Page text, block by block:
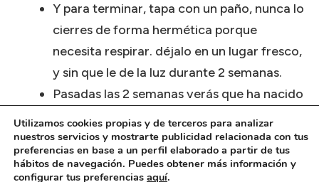
Y para terminar, tapa con un paño, nunca lo
cierres de forma hermética porque
necesita respirar. déjalo en un lugar fresco,
y sin que le de la luz durante 2 semanas.
Pasadas las 2 semanas verás que ha nacido
otro bote con un poco de Kombucha
antiguo hasta que cubra. Tapa el bote y
Utilizamos cookies propias y de terceros para analizar
nuestros servicios y mostrarte publicidad relacionada con tus
preferencias en base a un perfil elaborado a partir de tus
hábitos de navegación. Puedes obtener más información y
configurar tus preferencias aquí.